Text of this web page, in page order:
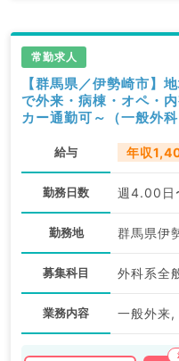
常勤求人
【群馬県／伊勢崎市】
で外来・病棟・オペ・
カー通勤可～（一般外
給与 年収
勤務日数 週4.00日
勤務地 群馬県伊
募集科目 外科系全
業務内容